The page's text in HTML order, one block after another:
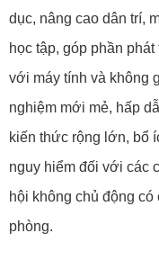
dục, nâng cao dân trí,
học tập, góp phần
với máy tính và không
nghiệm mới mẻ, hấp
kiến thức rộng lớn, bổ
nguy hiểm đối với các
hội không chủ động
phòng.